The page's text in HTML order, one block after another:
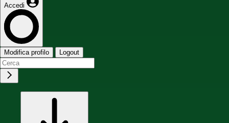
Accedi
Modifica profilo Logout